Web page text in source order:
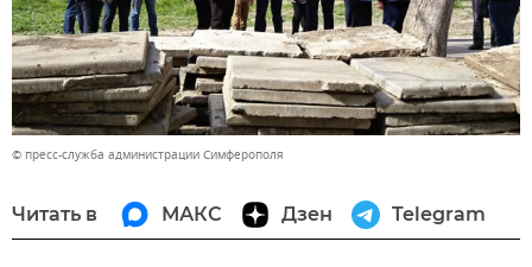
© пресс-служба администрации Симферополя
Читать в МАКС Дзен Telegram